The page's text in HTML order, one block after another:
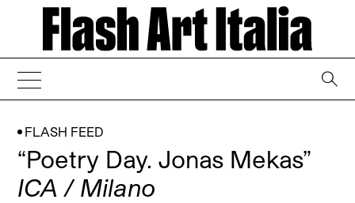
FLASH FEED
“Poetry Day. Jonas Mekas”
ICA / Milano